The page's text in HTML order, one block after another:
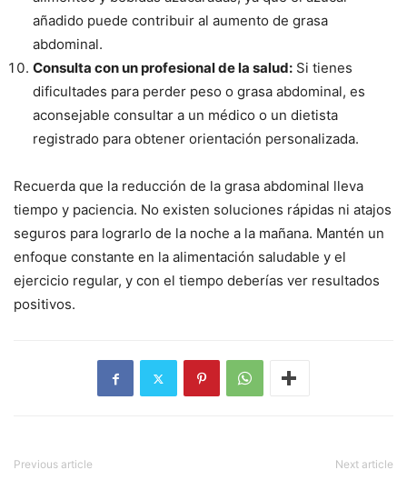
añadido puede contribuir al aumento de grasa
abdominal.
Consulta con un profesional de la salud: Si tienes
dificultades para perder peso o grasa abdominal, es
aconsejable consultar a un médico o un dietista
registrado para obtener orientación personalizada.
Recuerda que la reducción de la grasa abdominal lleva
tiempo y paciencia. No existen soluciones rápidas ni atajos
seguros para lograrlo de la noche a la mañana. Mantén un
enfoque constante en la alimentación saludable y el
ejercicio regular, y con el tiempo deberías ver resultados
positivos.
Previous article Next article